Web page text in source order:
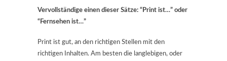
Vervollständige einen dieser Sätze: “Print ist…” oder
“Fernsehen ist…”
Print ist gut, an den richtigen Stellen mit den
richtigen Inhalten. Am besten die langlebigen, oder